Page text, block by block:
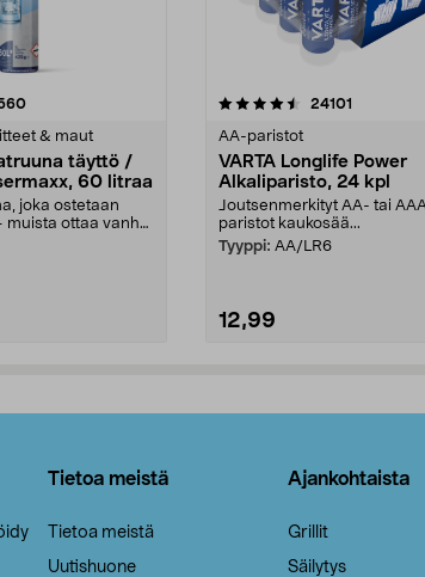
arvostelut
& maut
täyttö /
60 litraa
joka ostetaan
muista ottaa vanha
24101
AA-paristot
VARTA Longlife Power
Alkaliparisto, 24 kpl
Joutsenmerkityt AA- tai
paristot kaukosää...
Tyyppi: AA/LR6
12,99
4.5viidestä
Tietoa meistä
Tietoa meistä
Uutishuone
Ajankohtaista
Grillit
Säilytys